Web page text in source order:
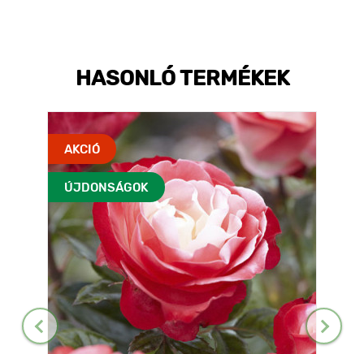
HASONLÓ TERMÉKEK
AKCIÓ
ÚJDONSÁGOK